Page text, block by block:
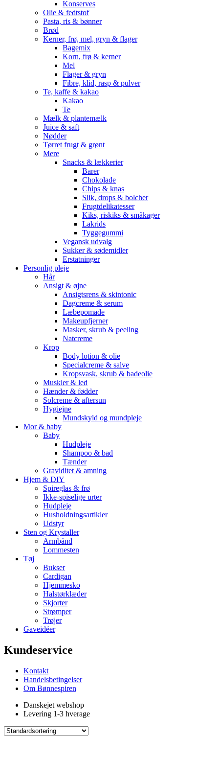
Konserves
Olie & fedtstof
Pasta, ris & bønner
Brød
Kerner, frø, mel, gryn & flager
Bagemix
Korn, frø & kerner
Mel
Flager & gryn
Fibre, klid, rasp & pulver
Te, kaffe & kakao
Kakao
Te
Mælk & plantemælk
Juice & saft
Nødder
Tørret frugt & grønt
Mere
Snacks & lækkerier
Barer
Chokolade
Chips & knas
Slik, drops & bolcher
Frugtdelikatesser
Kiks, riskiks & småkager
Lakrids
Tyggegummi
Vegansk udvalg
Sukker & sødemidler
Erstatninger
Personlig pleje
Hår
Ansigt & øjne
Ansigtsrens & skintonic
Dagcreme & serum
Læbepomade
Makeupfjerner
Masker, skrub & peeling
Natcreme
Krop
Body lotion & olie
Specialcreme & salve
Kropsvask, skrub & badeolie
Muskler & led
Hænder & fødder
Solcreme & aftersun
Hygiejne
Mundskyld og mundpleje
Mor & baby
Baby
Hudpleje
Shampoo & bad
Tænder
Graviditet & amning
Hjem & DIY
Spireglas & frø
Ikke-spiselige urter
Hudpleje
Husholdningsartikler
Udstyr
Sten og Krystaller
Armbånd
Lommesten
Tøj
Bukser
Cardigan
Hjemmesko
Halstørklæder
Skjorter
Strømper
Trøjer
Gaveidéer
Kundeservice
Kontakt
Handelsbetingelser
Om Bønnespiren
Danskejet webshop
Levering 1-3 hverage